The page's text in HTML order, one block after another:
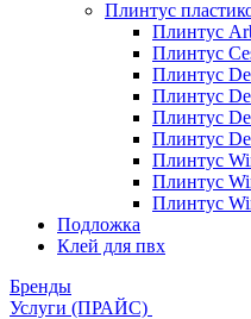
Плинтус
Плинтус
Плинтус
Плинтус
Плинтус
Плинтус
Плинтус
Плинтус
Плинтус
Плинтус
Подложка
Клей для пвх
Бренды
Услуги (ПРАЙС)